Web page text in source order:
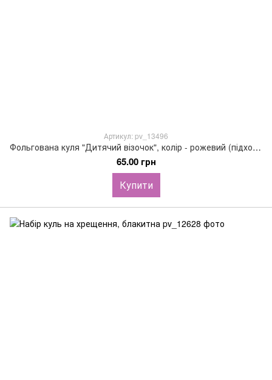
Артикул: pv_13496
Фольгована куля "Дитячий візочок", колір - рожевий (підходить під гелій), 63х92см
65.00 грн
Купити